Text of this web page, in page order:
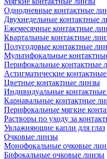
Однодневные контактные
Двухнедельные контактные
Ежемесячные контактные
Квартальные контактные
Полугодовые контактные
Мультифокальные
Перифокальные контактные
Астигматические
Цветные контактные линзы
Индивидуальные
Карнавальные контактные
Перифокальные мягкие
Растворы по уходу за
Увлажняющие капли для глаз
Очковые линзы
Монофокальные очковые
Бифокальные очковые линзы